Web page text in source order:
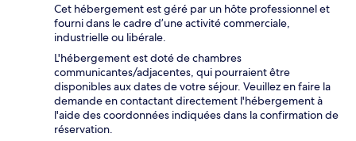
Cet hébergement est géré par un hôte professionnel et
fourni dans le cadre d’une activité commerciale,
industrielle ou libérale.
L'hébergement est doté de chambres
communicantes/adjacentes, qui pourraient être
disponibles aux dates de votre séjour. Veuillez en faire la
demande en contactant directement l'hébergement à
l'aide des coordonnées indiquées dans la confirmation de
réservation.